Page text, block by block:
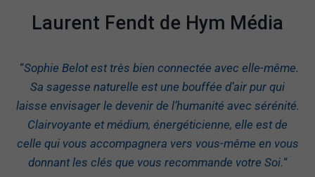
Laurent Fendt de Hym Média
“Sophie Belot est très bien connectée avec elle-même.
Sa sagesse naturelle est une bouffée d’air pur qui
laisse envisager le devenir de l’humanité avec sérénité.
Clairvoyante et médium, énergéticienne, elle est de
celle qui vous accompagnera vers vous-même en vous
donnant les clés que vous recommande votre Soi.“